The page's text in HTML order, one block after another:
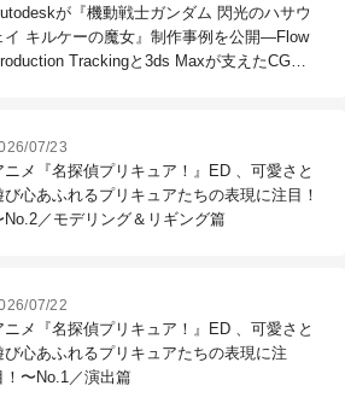
が『機動戦士ガンダム 閃光のハサウ
イ キルケーの魔女』制作事例を公開―Flow
Trackingと3ds Maxが支えたCG制
07/23
ニメ『名探偵プリキュア！』ED 、可愛さと
び心あふれるプリキュアたちの表現に注目！
No.2／モデリング＆リギング篇
07/22
ニメ『名探偵プリキュア！』ED 、可愛さと
び心あふれるプリキュアたちの表現に注
！〜No.1／演出篇